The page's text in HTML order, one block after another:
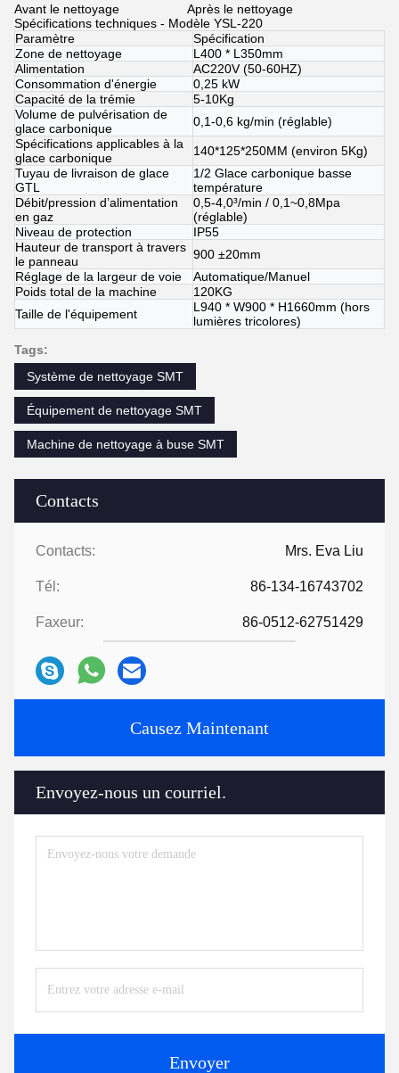
Contacts
Contacts: Mrs. Eva Liu
Tél: 86-134-16743702
Faxeur: 86-0512-62751429
Causez Maintenant
Envoyez-nous un courriel.
Envoyer
Avant le nettoyage
Après le nettoyage
Spécifications techniques - Modèle YSL-220
Paramètre
Spécification
Zone de nettoyage
L400 * L350mm
Alimentation
AC220V (50-60HZ)
Consommation d'énergie
0,25 kW
Capacité de la trémie
5-10Kg
Volume de pulvérisation de
glace carbonique
0,1-0,6 kg/min (réglable)
Spécifications applicables à la
glace carbonique
140*125*250MM (environ 5Kg)
Tuyau de livraison de glace
GTL
1/2 Glace carbonique basse
température
Débit/pression d’alimentation
en gaz
0,5-4,0³/min / 0,1~0,8Mpa
(réglable)
Niveau de protection
IP55
Hauteur de transport à travers
le panneau
900 ±20mm
Réglage de la largeur de voie
Automatique/Manuel
Poids total de la machine
120KG
Taille de l'équipement
L940 * W900 * H1660mm (hors
lumières tricolores)
Tags:
Système de nettoyage SMT
Équipement de nettoyage SMT
Machine de nettoyage à buse SMT